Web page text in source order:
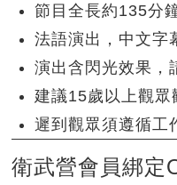
節目全長約135分
法語演出，中文字
演出含閃光效果，
建議15歲以上觀眾
遲到觀眾須遵循工
衛武營會員綁定